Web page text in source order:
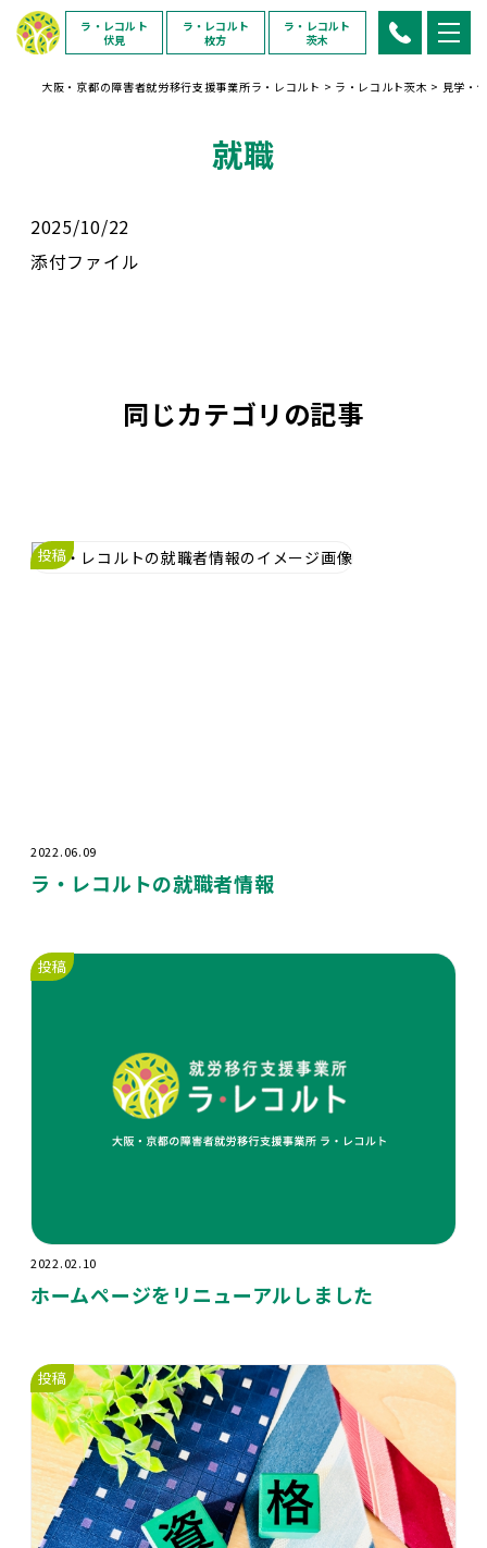
ラ・レコルト
伏見
ラ・レコルト
枚方
ラ・レコルト
茨木
大阪・京都の障害者就労移行支援事業所ラ・レコルト > ラ・レコルト茨木 > 見学・
就職
2025/10/22
添付ファイル
同じカテゴリの記事
投稿
2022.06.09
ラ・レコルトの就職者情報
投稿
2022.02.10
ホームページをリニューアルしました
投稿